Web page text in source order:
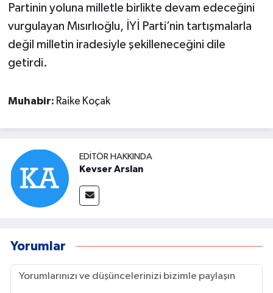
Partinin yoluna milletle birlikte devam edeceğini
vurgulayan Mısırlıoğlu, İYİ Parti’nin tartışmalarla
değil milletin iradesiyle şekilleneceğini dile
getirdi.
Muhabir: Raike Koçak
EDITÖR HAKKINDA
Kevser Arslan
Yorumlar